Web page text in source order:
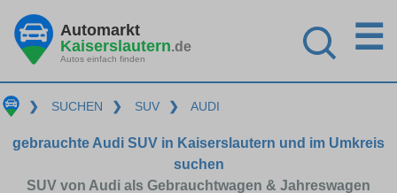
Automarkt
Kaiserslautern.de
Autos einfach finden
☰
❯ SUCHEN ❯ SUV ❯ AUDI
gebrauchte Audi SUV in Kaiserslautern und im Umkreis
suchen
SUV von Audi als Gebrauchtwagen & Jahreswagen